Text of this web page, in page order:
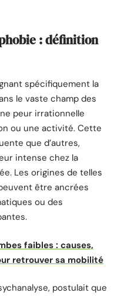
: définition
spécifiquement la
le vaste champ des
peur irrationnelle
ou une activité. Cette
que d’autres,
intense chez la
Les origines de telles
être ancrées
ou des
faibles : causes,
retrouver sa mobilité
postulait que